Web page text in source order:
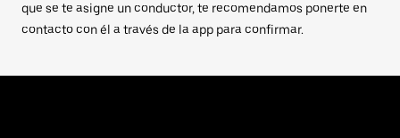
que se te asigne un conductor, te recomendamos ponerte en
contacto con él a través de la app para confirmar.